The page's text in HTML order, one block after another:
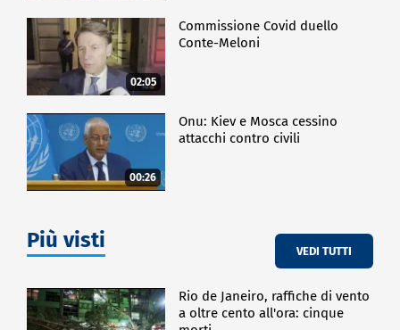
02:05
Commissione Covid duello
Conte-Meloni
00:26
Onu: Kiev e Mosca cessino
attacchi contro civili
Più visti VEDI TUTTI
Rio de Janeiro, raffiche di vento
a oltre cento all'ora: cinque